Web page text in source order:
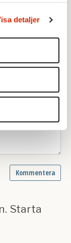
när som
innehållet
Vi
och annan
och
med.
med annan
detaljer